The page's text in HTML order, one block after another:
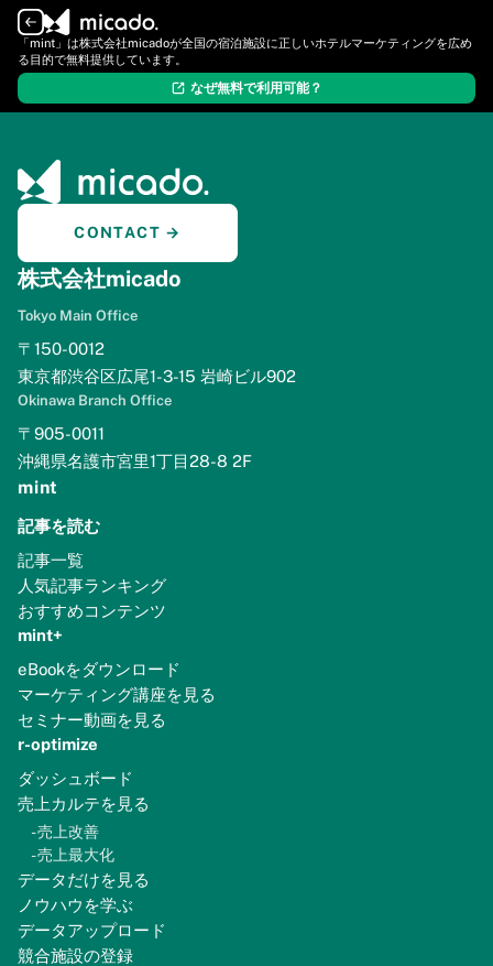
「mint」は株式会社micadoが全国の宿泊施設に正しいホテルマーケティングを広め
る目的で無料提供しています。
なぜ無料で利用可能？
ログイン 新規登録
CONTACT →
株式会社micado
Tokyo Main Office
〒150-0012
東京都渋谷区広尾1-3-15 岩崎ビル902
Okinawa Branch Office
〒905-0011
沖縄県名護市宮里1丁目28-8 2F
mint
記事を読む
記事一覧
人気記事ランキング
おすすめコンテンツ
mint+
eBookをダウンロード
マーケティング講座を見る
セミナー動画を見る
r-optimize
ダッシュボード
売上カルテを見る
-売上改善
-売上最大化
データだけを見る
ノウハウを学ぶ
データアップロード
競合施設の登録